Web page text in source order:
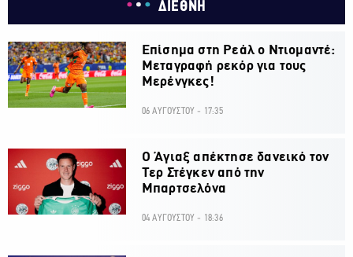
ΔΙΕΘΝΗ
Επίσημα στη Ρεάλ ο Ντιομαντέ:
Μεταγραφή ρεκόρ για τους
Μερένγκες!
06 ΑΥΓΟΥΣΤΟΥ - 17:35
Ο Άγιαξ απέκτησε δανεικό τον
Τερ Στέγκεν από την
Μπαρτσελόνα
04 ΑΥΓΟΥΣΤΟΥ - 18:36